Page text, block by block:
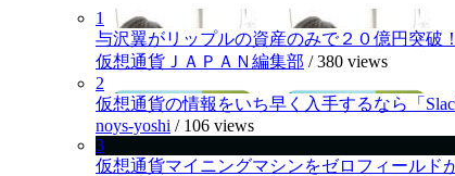
1
与沢翼がリップルの資産のみで２０億円突破
仮想通貨ＪＡＰＡＮ編集部 /380 views
2
仮想通貨の情報をいち早く入手するなら「
noys-yoshi / 106 views
3
仮想通貨マイニングマシンをゼロフィールド